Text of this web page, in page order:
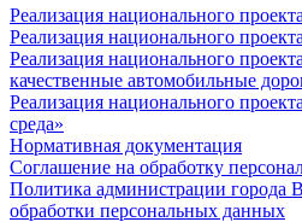
Реализация национального
Реализация национального
Реализация национального
качественные автомобильные
Реализация национального
среда»
Нормативная документация
Соглашение на обработку
Политика администрации города
обработки персональных данных